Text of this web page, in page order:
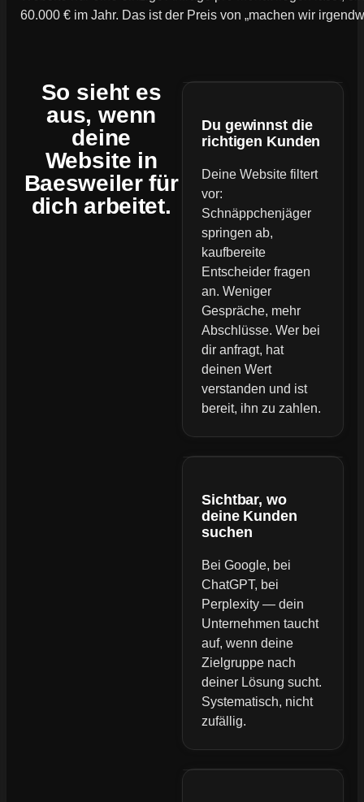
60.000 € im Jahr. Das ist der Preis von „machen wir
So sieht es
aus, wenn
deine
Website in
Baesweiler für
dich arbeitet.
Du gewinnst die
richtigen Kunden
Deine Website filtert
vor:
Schnäppchenjäger
springen ab,
kaufbereite
Entscheider fragen
an. Weniger
Gespräche, mehr
Abschlüsse. Wer bei
dir anfragt, hat
deinen Wert
verstanden und ist
bereit, ihn zu zahlen.
Sichtbar, wo
deine Kunden
suchen
Bei Google, bei
ChatGPT, bei
Perplexity — dein
Unternehmen taucht
auf, wenn deine
Zielgruppe nach
deiner Lösung sucht.
Systematisch, nicht
zufällig.